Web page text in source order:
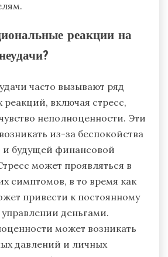
реакции на
часто вызывают ряд
включая стресс,
неполноценности. Эти
из-за беспокойства
и будущей финансовой
может проявляться в
симптомов, в то время как
привести к постоянному
управлении деньгами.
может возникать
давлений и личных